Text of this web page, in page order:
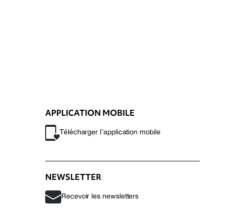
APPLICATION MOBILE
Télécharger l’application mobile
NEWSLETTER
Recevoir les newsletters